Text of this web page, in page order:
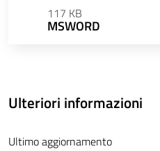
117 KB
MSWORD
Ulteriori informazioni
Ultimo aggiornamento